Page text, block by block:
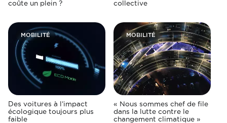
coûte un plein ? collective
MOBILITÉ
Des voitures à l’impact
écologique toujours plus
faible
MOBILITÉ
« Nous sommes chef de file
dans la lutte contre le
changement climatique »